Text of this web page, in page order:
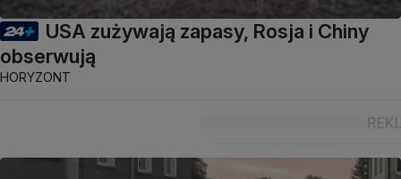
USA zużywają zapasy, Rosja i Chiny
obserwują
HORYZONT